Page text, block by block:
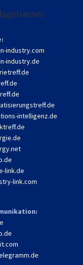
industry.com
industry.de
intelligenz.de
link.de
link.com